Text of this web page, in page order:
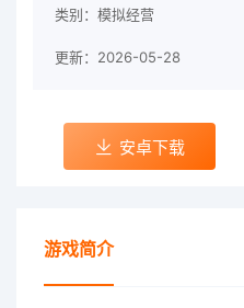
类别：模拟经营
更新：2026-05-28
安卓下载
游戏简介